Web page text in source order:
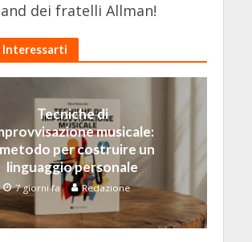
dei fratelli Allman!
Interessarti
Tecniche di
musicale:
per costruire un
linguaggio personale
7 giorni fa Redazione